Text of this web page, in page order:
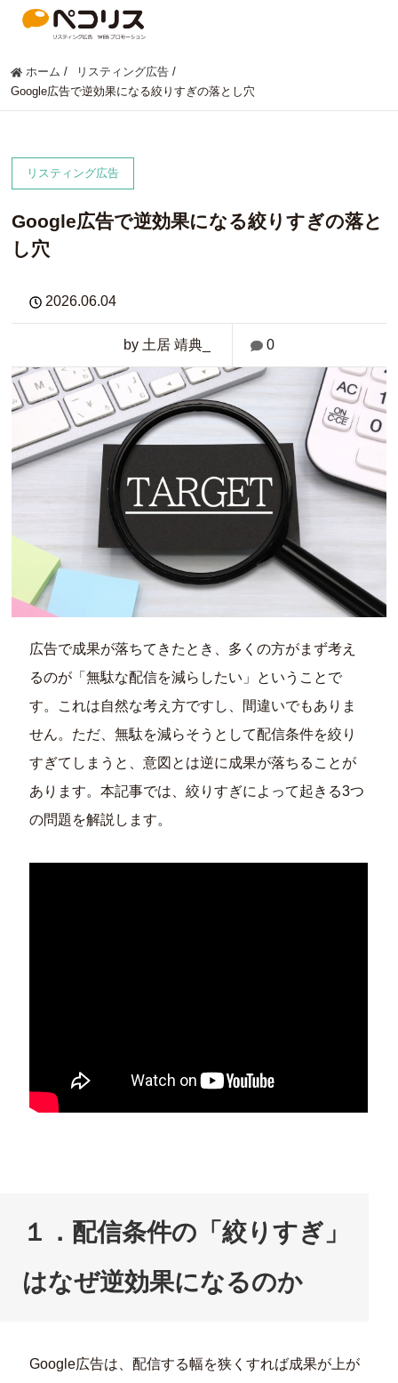
ホーム / リスティング広告 /
Google広告で逆効果になる絞りすぎの落とし穴
リスティング広告
Google広告で逆効果になる絞りすぎの落と
し穴
2026.06.04
by 土居 靖典_ 0
広告で成果が落ちてきたとき、多くの方がまず考え
るのが「無駄な配信を減らしたい」ということで
す。これは自然な考え方ですし、間違いでもありま
せん。ただ、無駄を減らそうとして配信条件を絞り
すぎてしまうと、意図とは逆に成果が落ちることが
あります。本記事では、絞りすぎによって起きる3つ
の問題を解説します。
１．配信条件の「絞りすぎ」
はなぜ逆効果になるのか
Google広告は、配信する幅を狭くすれば成果が上が